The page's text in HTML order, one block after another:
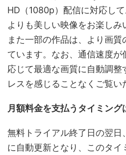
HD（1080p）配信に対応し
よりも美しい映像をお楽しみ
また一部の作品は、より画質
ています。なお、通信速度が
応じて最適な画質に自動調整
レスを感じることなくご覧い
月額料金を支払うタイミング
無料トライアル終了日の翌日
に自動更新となり、このタイ